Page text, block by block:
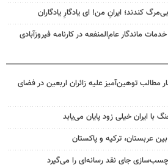
کندند؛ ایرانِ من! ای یادگارِ یادگاران
خدمات ماندگار عام‌المنفعه در کارنامه فیروزآبادی
مطالب توهین‌آمیز علیه زائران اربعین در فضای
با ایران خیلی زود پایان می‌یابد
عربستان، ترکیه و پاکستان
جای نقد رسانه‌ای را می‌گیرد